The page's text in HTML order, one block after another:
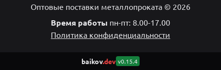
Оптовые поставки металлопроката © 2026
Время работы пн-пт: 8.00-17.00
Политика конфиденциальности
baikov.dev v0.15.4